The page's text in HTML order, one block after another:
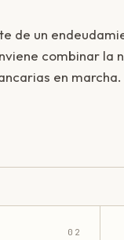
de un
combinar la
en marcha.
02